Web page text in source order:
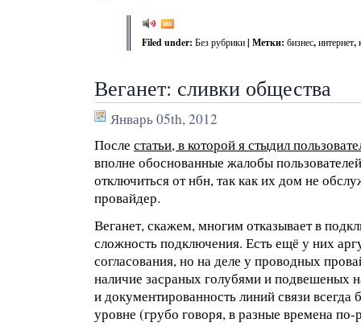
Filed under: Без рубрики| Метки: бизнес,интернет,
Веганет: сливки общества
Январь 05th, 2012
После статьи, в которой я стыдил
вполне обоснованные жалобы
отключиться от нбн, так как их дом не
провайдер.
Веганет, скажем, многим отказывает в
сложность подключения. Есть ещё у них
согласования, но на деле у проводных
наличие засраных голубями и подвешеных
и документированность линий связи
уровне (грубо говоря, в разные времена